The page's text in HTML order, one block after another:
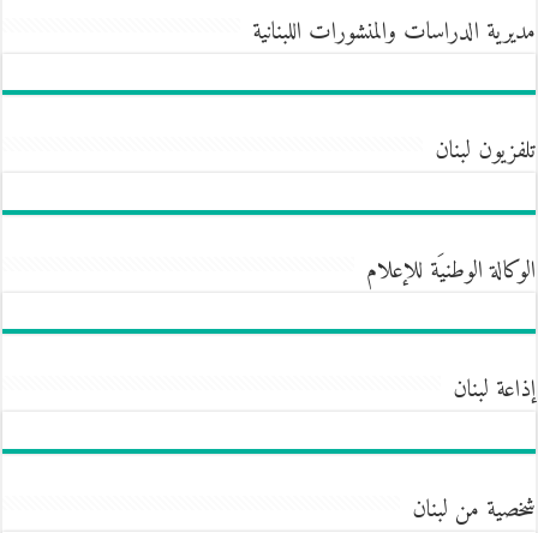
مديرية الدراسات والمنشورات اللبنانية
تلفزيون لبنان
الوكالة الوطنيَة للإعلام
إذاعة لبنان
شخصية من لبنان